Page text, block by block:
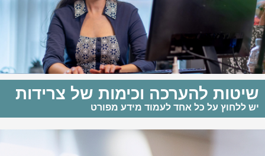
שיטות להערכה וכימות של צרידות
יש ללחוץ על כל אחד לעמוד מידע מפורט